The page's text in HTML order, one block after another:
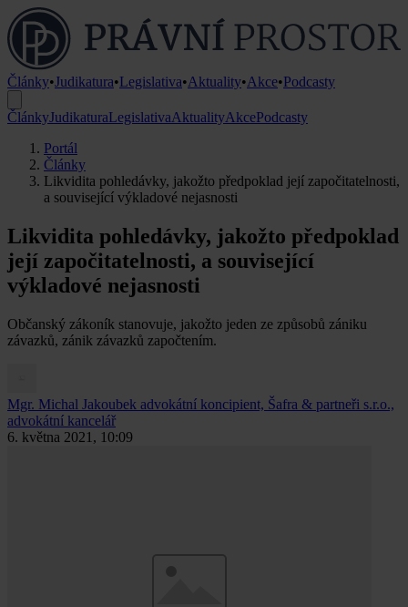
Články•Judikatura•Legislativa•Aktuality•Akce•Podcasty
ČlánkyJudikaturaLegislativaAktualityAkcePodcasty
Portál
Články
Likvidita pohledávky, jakožto předpoklad její započitatelnosti,
a související výkladové nejasnosti
Likvidita pohledávky, jakožto předpoklad
její započitatelnosti, a související
výkladové nejasnosti
Občanský zákoník stanovuje, jakožto jeden ze způsobů zániku
závazků, zánik závazků započtením.
Mgr. Michal Jakoubek advokátní koncipient, Šafra & partneři s.r.o.,
advokátní kancelář
6. května 2021, 10:09